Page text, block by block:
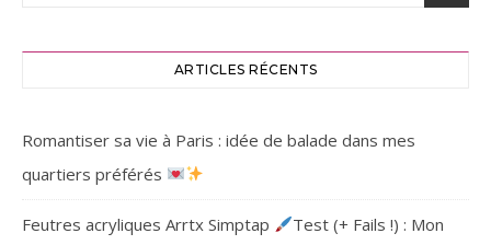
ARTICLES RÉCENTS
Romantiser sa vie à Paris : idée de balade dans mes
quartiers préférés
Feutres acryliques Arrtx Simptap
Test (+ Fails !) : Mon